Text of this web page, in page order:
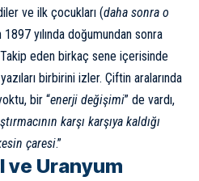
ve ilk çocukları (daha sonra o
1897 yılında doğumundan sonra
Takip eden birkaç sene içerisinde
birbirini izler. Çiftin aralarında
bir “enerji değişimi” de vardı,
karşı karşıya kaldığı
çaresi.”
ve Uranyum